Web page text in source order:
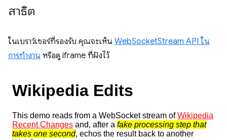
สาธิต
ในเบราว์เซอร์ที่รองรับ คุณจะเห็น WebSocketStream API ใน
การทำงาน หรือดู iframe ที่ฝังไว้